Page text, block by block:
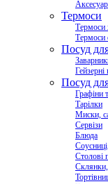
Термоси
Термоси
Термоси
Посуд
Посуд
Графіни
Тарілки
Миски,
Сервізи
Блюда
Столові